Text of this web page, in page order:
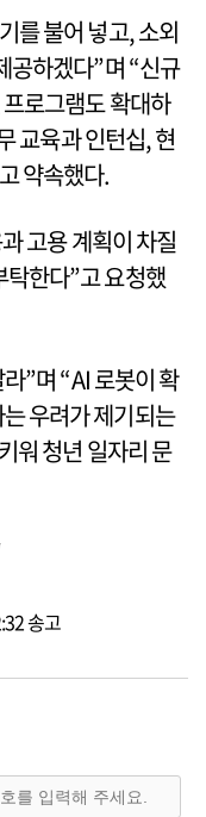
를 불어 넣고, 소외
공하겠다”며 “신규
로그램도 확대하
교육과 인턴십, 현
약속했다.
고용 계획이 차질
탁한다”고 요청했
”며 “AI 로봇이 확
우려가 제기되는
워 청년 일자리 문
송고